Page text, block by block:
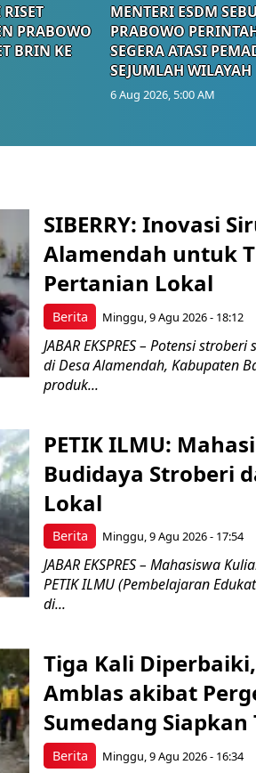
PRABOWO
BRIN KE
MENTERI ESDM
PRABOWO
SEGERA ATASI
SEJUMLAH WILAYAH
6 Aug 2026, 5:00 AM
Berita
SIBERRY: Inovasi
Alamendah untuk
Pertanian Lokal
Minggu, 9 Agu 2026 - 18:12
JABAR EKSPRES – Potensi
di Desa Alamendah, Kabupaten
produk...
Berita
PETIK ILMU:
Budidaya Stroberi
Lokal
Minggu, 9 Agu 2026 - 17:54
JABAR EKSPRES – Mahasiswa
PETIK ILMU (Pembelajaran
di...
Berita
Tiga Kali
Amblas akibat
Sumedang Siapkan
Minggu, 9 Agu 2026 - 16:34